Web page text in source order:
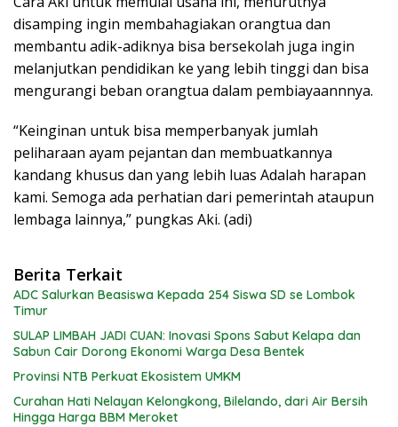
disamping ingin membahagiakan orangtua dan
membantu adik-adiknya bisa bersekolah juga ingin
melanjutkan pendidikan ke yang lebih tinggi dan bisa
mengurangi beban orangtua dalam pembiayaannnya.
“Keinginan untuk bisa memperbanyak jumlah
peliharaan ayam pejantan dan membuatkannya
kandang khusus dan yang lebih luas Adalah harapan
kami. Semoga ada perhatian dari pemerintah ataupun
lembaga lainnya,” pungkas Aki. (adi)
Berita Terkait
ADC Salurkan Beasiswa Kepada 254 Siswa SD se Lombok
Timur
SULAP LIMBAH JADI CUAN: Inovasi Spons Sabut Kelapa dan
Sabun Cair Dorong Ekonomi Warga Desa Bentek
Provinsi NTB Perkuat Ekosistem UMKM
Curahan Hati Nelayan Kelongkong, Bilelando, dari Air Bersih
Hingga Harga BBM Meroket